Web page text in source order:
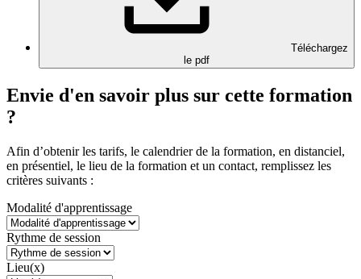
Téléchargez
le pdf
Envie d'en savoir plus sur cette formation
?
Afin d’obtenir les tarifs, le calendrier de la formation, en distanciel,
en présentiel, le lieu de la formation et un contact, remplissez les
critères suivants :
Modalité d'apprentissage
Rythme de session
Lieu(x)